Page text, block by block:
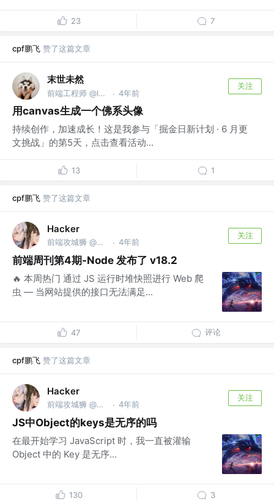
23 7
cpf鹏飞 赞了这篇文章
末世未然
前端工程师 @lw@2024 · 4年前
关注
用canvas生成一个佛系头像
持续创作，加速成长！这是我参与「掘金日新计划 · 6 月更
文挑战」的第5天，点击查看活动...
13 1
cpf鹏飞 赞了这篇文章
Hacker
前端攻城狮 @不知名公司 · 4年前
关注
前端周刊第4期-Node 发布了 v18.2
🔥 本周热门 通过 JS 运行时堆快照进行 Web 爬
虫 — 当网站提供的接口无法满足...
47 评论
cpf鹏飞 赞了这篇文章
Hacker
前端攻城狮 @不知名公司 · 4年前
关注
JS中Object的keys是无序的吗
在最开始学习 JavaScript 时，我一直被灌输
Object 中的 Key 是无序...
130 3